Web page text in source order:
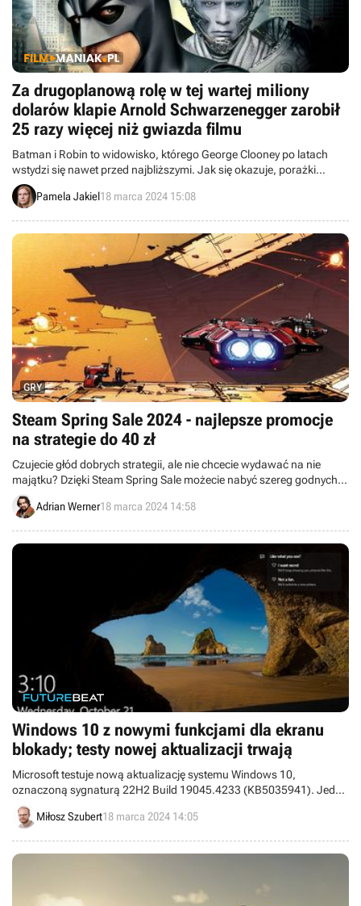
Za drugoplanową rolę w tej wartej miliony
dolarów klapie Arnold Schwarzenegger zarobił
25 razy więcej niż gwiazda filmu
Batman i Robin to widowisko, którego George Clooney po latach
wstydzi się nawet przed najbliższymi. Jak się okazuje, porażki
aktorowi nie osłodziły zarobione pieniądze, ponieważ zapłacono mu
o wiele mniej niż Arnoldowi Schwarzeneggerowi.
Pamela Jakiel18 marca 2024 15:08
GRY
Steam Spring Sale 2024 - najlepsze promocje
na strategie do 40 zł
Czujecie głód dobrych strategii, ale nie chcecie wydawać na nie
majątku? Dzięki Steam Spring Sale możecie nabyć szereg godnych
uwagi gier z tego gatunku za mniej niż 40 zł.
Adrian Werner18 marca 2024 14:58
Windows 10 z nowymi funkcjami dla ekranu
blokady; testy nowej aktualizacji trwają
Microsoft testuje nową aktualizację systemu Windows 10,
oznaczoną sygnaturą 22H2 Build 19045.4233 (KB5035941). Jedną
z jej atrakcji jest zaktualizowana wersja ekranu blokady.
Miłosz Szubert18 marca 2024 14:05